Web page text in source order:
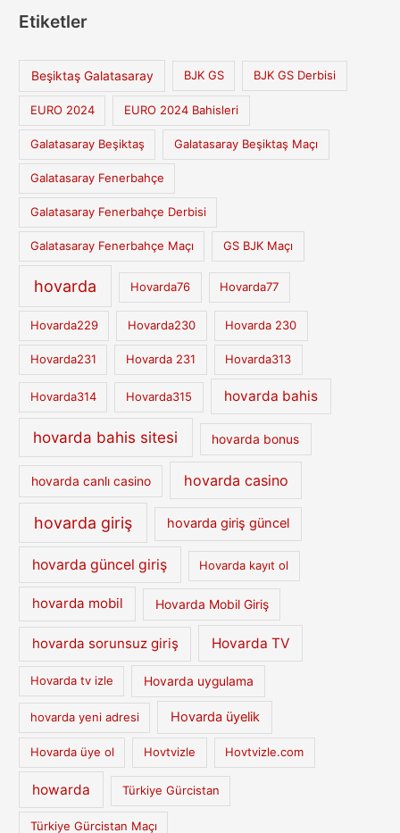
Etiketler
Beşiktaş Galatasaray BJK GS BJK GS Derbisi
EURO 2024 EURO 2024 Bahisleri
Galatasaray Beşiktaş Galatasaray Beşiktaş Maçı
Galatasaray Fenerbahçe
Galatasaray Fenerbahçe Derbisi
Galatasaray Fenerbahçe Maçı GS BJK Maçı
hovarda Hovarda76 Hovarda77
Hovarda229 Hovarda230 Hovarda 230
Hovarda231 Hovarda 231 Hovarda313
Hovarda314 Hovarda315 hovarda bahis
hovarda bahis sitesi hovarda bonus
hovarda canlı casino hovarda casino
hovarda giriş hovarda giriş güncel
hovarda güncel giriş Hovarda kayıt ol
hovarda mobil Hovarda Mobil Giriş
hovarda sorunsuz giriş Hovarda TV
Hovarda tv izle Hovarda uygulama
hovarda yeni adresi Hovarda üyelik
Hovarda üye ol Hovtvizle Hovtvizle.com
howarda Türkiye Gürcistan
Türkiye Gürcistan Maçı